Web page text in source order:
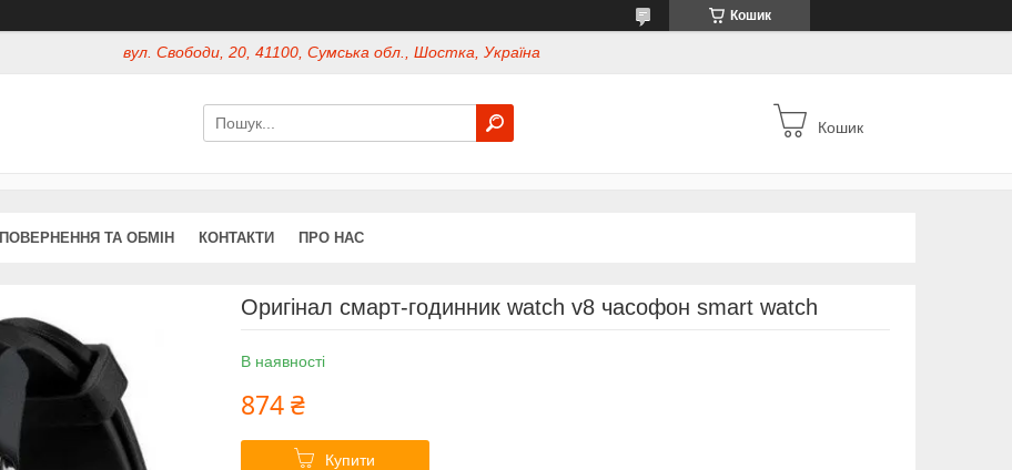
Кошик
вул. Свободи, 20, 41100, Сумська обл., Шостка, Україна
Кошик
ПОВЕРНЕННЯ ТА ОБМІН КОНТАКТИ ПРО НАС
Оригінал смарт-годинник watch v8 часофон smart watch
В наявності
874 ₴
Купити